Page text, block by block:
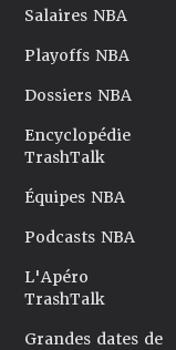
Salaires NBA
Playoffs NBA
Dossiers NBA
Encyclopédie
TrashTalk
Équipes NBA
Podcasts NBA
L'Apéro
TrashTalk
Grandes dates de